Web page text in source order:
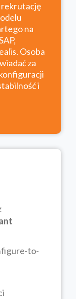
na
,
Osoba
za
i
to-